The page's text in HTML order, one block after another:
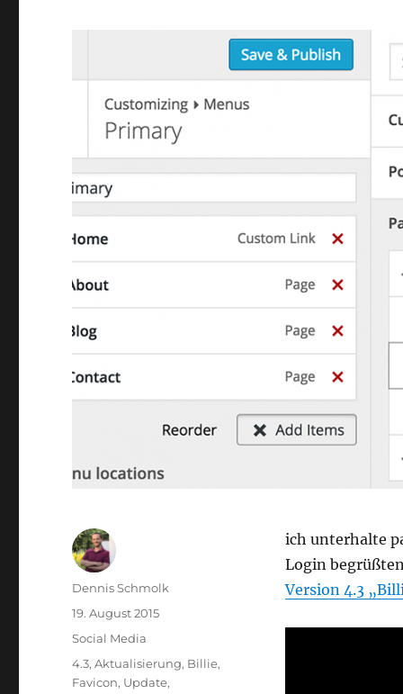
ich unterhalte
Login
Version 4.3
Autor
Dennis Schmolk
Veröffentlicht
19. August 2015
Kategorien
Social Media
Schlagwörter
4.3,Aktualisierung, Billie,
Favicon, Update,